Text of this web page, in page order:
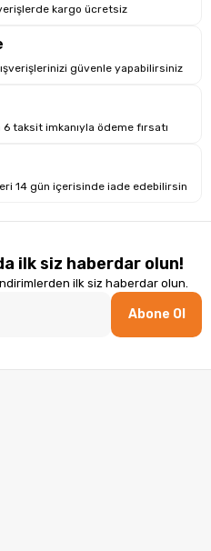
C
deşarj)
Kablosuz Barkod
Var
Yapı---------
kargo ücretsiz
güvenle yapabilirsiniz
taksit imkanıyla ödeme fırsatı
14 gün içerisinde iade edebilirsin
ilk siz haberdar olun!
ilk siz haberdar olun.
Abone Ol